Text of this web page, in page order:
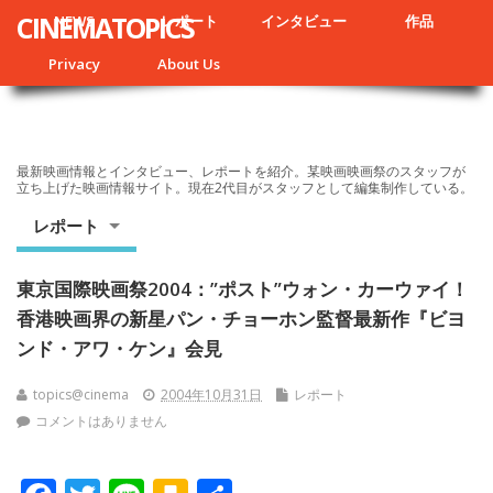
NEWS レポート インタビュー 作品
Privacy About Us
CINEMATOPICS
最新映画情報とインタビュー、レポートを紹介。某映画映画祭のスタッフが
立ち上げた映画情報サイト。現在2代目がスタッフとして編集制作している。
レポート
東京国際映画祭2004：”ポスト”ウォン・カーウァイ！
香港映画界の新星パン・チョーホン監督最新作『ビヨ
ンド・アワ・ケン』会見
topics@cinema 2004年10月31日
レポート
コメントはありません